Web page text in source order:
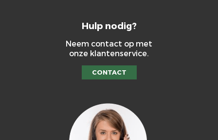
Hulp nodig?
Neem contact op met
onze klantenservice.
CONTACT